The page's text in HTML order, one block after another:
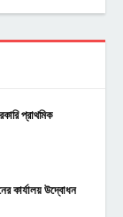
প্রাথমিক
কার্যালয় উদ্বোধন